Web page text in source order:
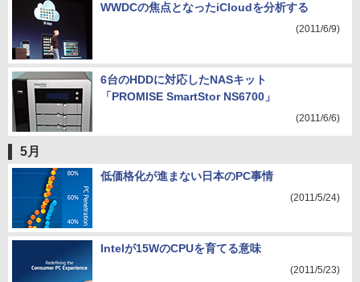
WWDCの焦点となったiCloudを分析する
(2011/6/9)
6台のHDDに対応したNASキット
「PROMISE SmartStor NS6700」
(2011/6/6)
5月
低価格化が進まない日本のPC事情
(2011/5/24)
Intelが15WのCPUを育てる意味
(2011/5/23)